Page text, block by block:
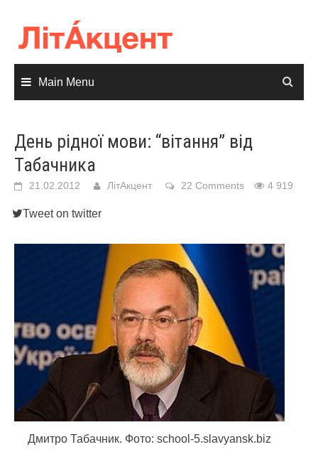
content
Main Menu
День рідної мови: “вітання” від
Табачника
21.02.2012 ЛітАкцент 22 Comments 4 919
Tweet on twitter
Дмитро Табачник. Фото: school-5.slavyansk.biz